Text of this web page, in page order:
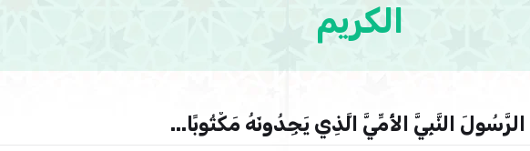
الكريم
النَّبِيَّ الأُمِّيَّ الَّذِي يَجِدُونَهُ مَكْتُوبًا...